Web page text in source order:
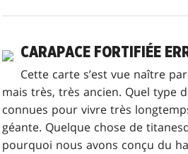
CARAPACE FORTIFIÉE
Cette carte s’est vue naître
mais très, très ancien. Quel type
connues pour vivre très
géante. Quelque chose de
pourquoi nous avons conçu du